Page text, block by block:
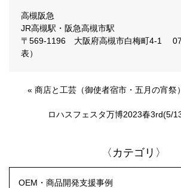
高槻阪急
JR高槻駅・阪急高槻市駅
〒569-1196 大阪府高槻市白梅町4-1
表）
« 商店と工芸（御使者宿市・五月の宵祭
ロハスフェスタ万博2023春3rd(5/
〈カテゴリ〉
OEM・商品開発支援事例